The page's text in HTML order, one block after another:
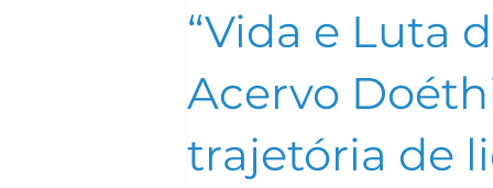
Impacto Socioambiental
“Vida e Luta
Acervo
trajetória de